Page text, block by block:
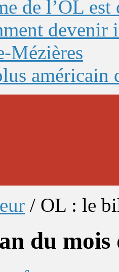
de l’OL
devenir
Mézières
américain
/ OL : le
du